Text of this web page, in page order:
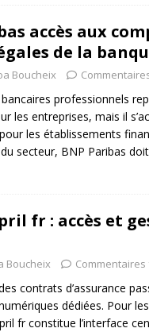
accès aux
de la
Boucheix
professionnels
les entreprises, mais il
les établissements
secteur, BNP Paribas
fr : accès et
Boucheix
contrats d’assurance
dédiées. Pour les
fr constitue l’interface